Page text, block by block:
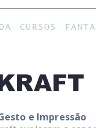
CURSOS
e Impressão